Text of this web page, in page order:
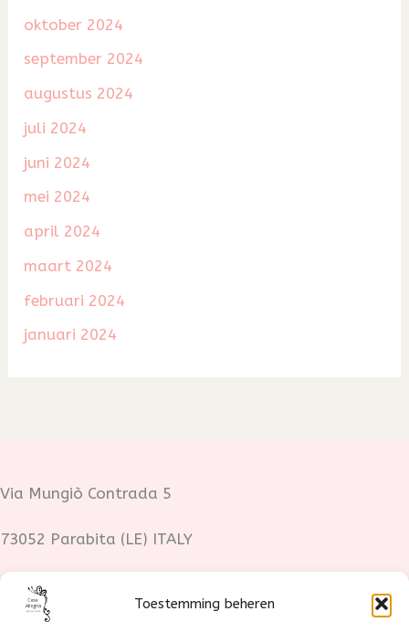
Toestemming beheren
oktober 2024
september 2024
augustus 2024
juli 2024
juni 2024
mei 2024
april 2024
maart 2024
februari 2024
januari 2024
Via Mungiò Contrada 5
73052 Parabita (LE) ITALY